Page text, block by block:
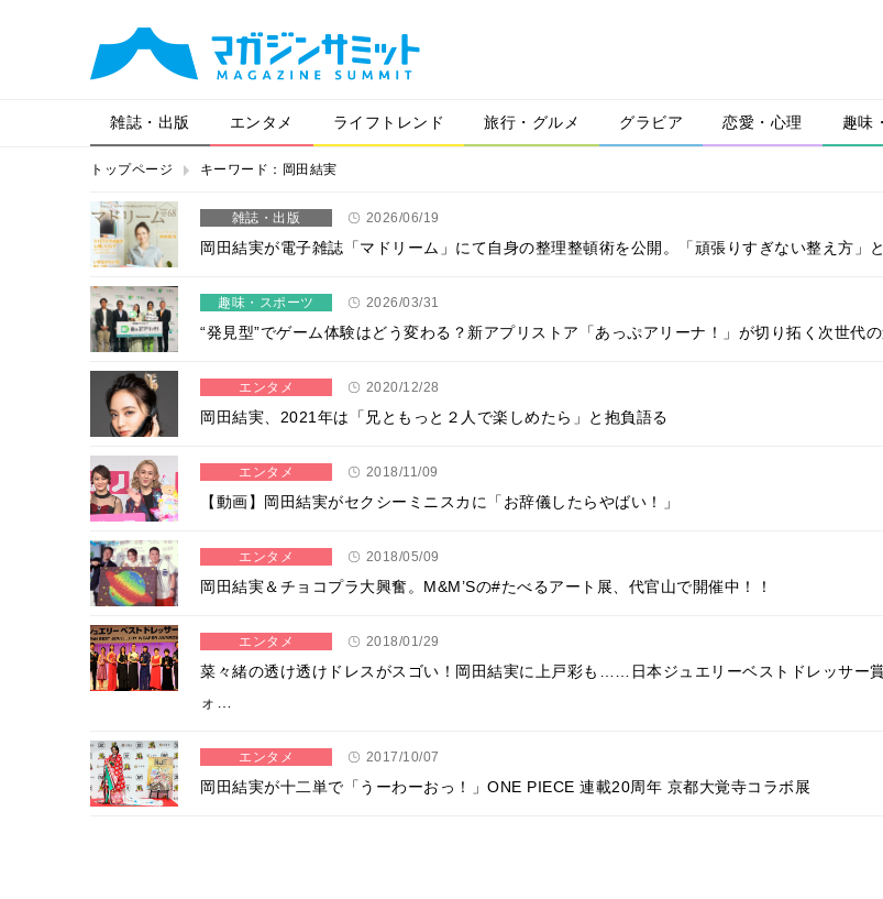
雑誌・出版 エンタメ ライフトレンド 旅行・グルメ グラビア 恋愛・心理 趣味
トップページ キーワード：岡田結実
雑誌・出版 2026/06/19
岡田結実が電子雑誌「マドリーム」にて自身の整理整頓術を公開。「頑張りすぎない整え方」
趣味・スポーツ 2026/03/31
“発見型”でゲーム体験はどう変わる？新アプリストア「あっぷアリーナ！」が切り拓く次世代
エンタメ 2020/12/28
岡田結実、2021年は「兄ともっと２人で楽しめたら」と抱負語る
エンタメ 2018/11/09
【動画】岡田結実がセクシーミニスカに「お辞儀したらやばい！」
エンタメ 2018/05/09
岡田結実＆チョコプラ大興奮。M&M’Sの#たべるアート展、代官山で開催中！！
エンタメ 2018/01/29
菜々緒の透け透けドレスがスゴい！岡田結実に上戸彩も……日本ジュエリーベストドレッサー
ォ…
エンタメ 2017/10/07
岡田結実が十二単で「うーわーおっ！」ONE PIECE 連載20周年 京都大覚寺コラボ展